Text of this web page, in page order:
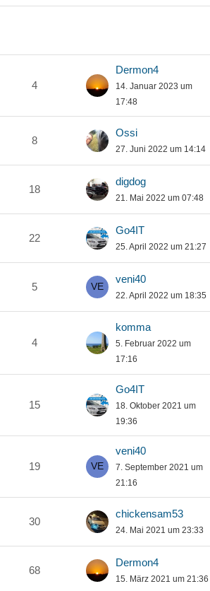
4
Dermon4
14. Januar 2023 um
17:48
8
Ossi
27. Juni 2022 um 14:14
18
digdog
21. Mai 2022 um 07:48
22
Go4IT
25. April 2022 um 21:27
5
veni40
22. April 2022 um 18:35
4
komma
5. Februar 2022 um
17:16
15
Go4IT
18. Oktober 2021 um
19:36
19
veni40
7. September 2021 um
21:16
30
chickensam53
24. Mai 2021 um 23:33
68
Dermon4
15. März 2021 um 21:36